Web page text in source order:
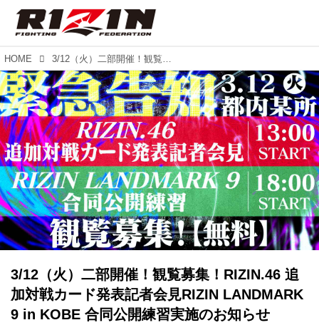
HOME 3/12（火）二部開催！観覧募集！RIZIN.46 追加対戦カード発表記者会見RIZIN LANDMARK 9 in KOBE 合同公開練習実施のお知らせ
3/12（火）二部開催！観覧募集！RIZIN.46 追
加対戦カード発表記者会見RIZIN LANDMARK
9 in KOBE 合同公開練習実施のお知らせ